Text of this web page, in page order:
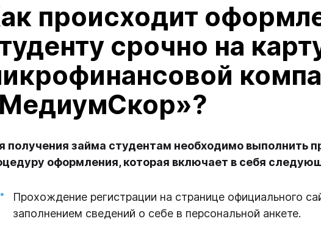
происходит
срочно на
получения займа студентам необходимо выполнить
оформления, которая включает в себя
Прохождение регистрации на странице официального
заполнением сведений о себе в персональной анкете.